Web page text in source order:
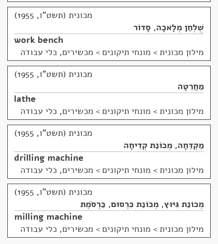
מכונית (תשט"ו, 1955)
שֻׁלְחַן מְלָאכָה, סָדוֹר
work bench
מילון מכונית > מונחי תיקונים > מכשירים, כלי עבודה
מכונית (תשט"ו, 1955)
מַחֲרֵטָה
lathe
מילון מכונית > מונחי תיקונים > מכשירים, כלי עבודה
מכונית (תשט"ו, 1955)
מַקְדֵּחָה, מְכוֹנַת קְדִיחָה
drilling machine
מילון מכונית > מונחי תיקונים > מכשירים, כלי עבודה
מכונית (תשט"ו, 1955)
מְכוֹנַת גִּיּוּץ, מְכוֹנַת כִּרְסוּם, כַּרְסֹמֶת
milling machine
מילון מכונית > מונחי תיקונים > מכשירים, כלי עבודה